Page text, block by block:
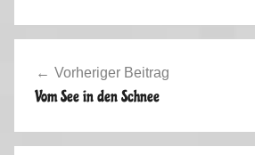
r
l
i
Vorheriger Beitrag
Vom See in den Schnee